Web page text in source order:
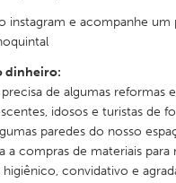
instagram e acompanhe
dinheiro:
de algumas reformas
idosos e turistas de
paredes do nosso
a compras de materiais
convidativo e